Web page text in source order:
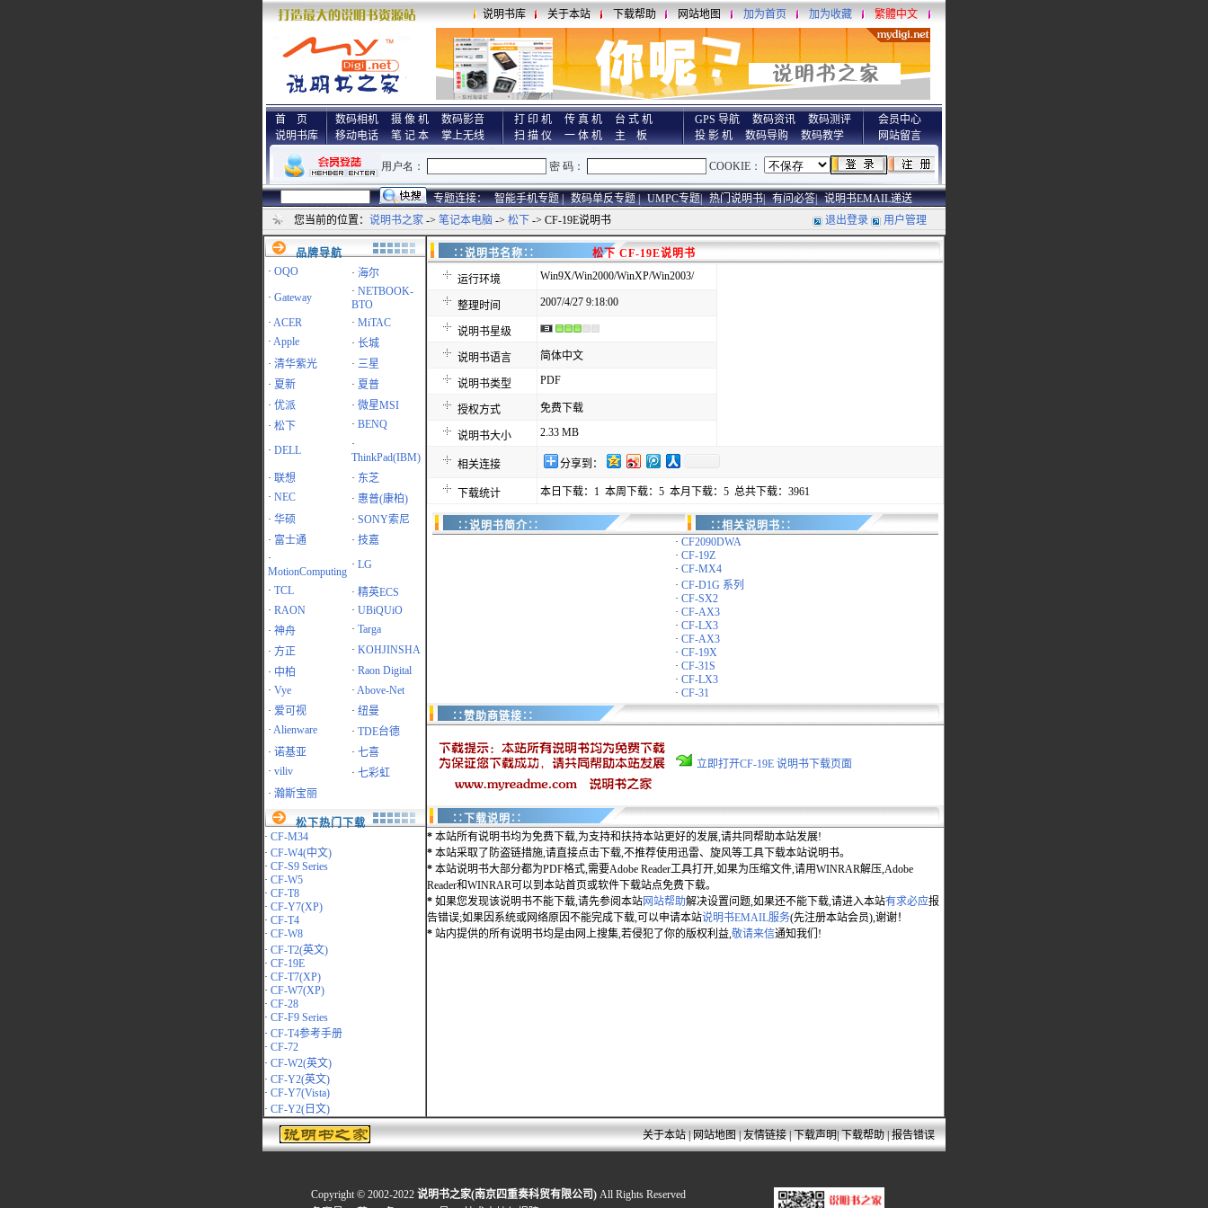
说明书库 关于本站 下载帮助 网站地图 加为首页 加为收藏 繁體中文
首 页
说明书库
数码相机 摄 像 机
数码影音
移动电话
笔 记 本 掌上无线
打 印 机 传 真 机
台 式 机
扫 描 仪
一 体 机 主 板
GPS 导航 数码资讯
数码测评
投 影 机
数码导购 数码教学
会员中心
网站留言
专题连接： 智能手机专题 | 数码单反专题 | UMPC专题| 热门说明书| 有问必答| 说明书EMAIL递送
您当前的位置： 说明书之家 -> 笔记本电脑 -> 松下 -> CF-19E说明书 退出登录 用户管理
品牌导航
· OQO · 海尔
· Gateway · NETBOOK-
BTO
· ACER · MiTAC
· Apple · 长城
· 清华紫光 · 三星
· 夏新 · 夏普
· 优派 · 微星MSI
· 松下 · BENQ
· DELL
·
ThinkPad(IBM)
· 联想 · 东芝
· NEC · 惠普(康柏)
· 华硕 · SONY索尼
· 富士通 · 技嘉
·
MotionComputing
· LG
· TCL · 精英ECS
· RAON · UBiQUiO
· 神舟 · Targa
· 方正 · KOHJINSHA
· 中柏 · Raon Digital
· Vye · Above-Net
· 爱可视 · 纽曼
· Alienware · TDE台德
· 诺基亚 · 七喜
· viliv · 七彩虹
· 瀚斯宝丽
松下热门下载
· CF-M34
· CF-W4(中文)
· CF-S9 Series
· CF-W5
· CF-T8
· CF-Y7(XP)
· CF-T4
· CF-W8
· CF-T2(英文)
· CF-19E
· CF-T7(XP)
· CF-W7(XP)
· CF-28
· CF-F9 Series
· CF-T4参考手册
· CF-72
· CF-W2(英文)
· CF-Y2(英文)
· CF-Y7(Vista)
· CF-Y2(日文)
∷说明书名称∷ 松下 CF-19E说明书
运行环境 Win9X/Win2000/WinXP/Win2003/
整理时间 2007/4/27 9:18:00
说明书星级
说明书语言 简体中文
说明书类型 PDF
授权方式 免费下载
说明书大小 2.33 MB
相关连接 分享到：
下载统计 本日下载：1 本周下载：5 本月下载：5 总共下载：3961
∷说明书简介∷
∷相关说明书∷
· CF2090DWA
· CF-19Z
· CF-MX4
· CF-D1G 系列
· CF-SX2
· CF-AX3
· CF-LX3
· CF-AX3
· CF-19X
· CF-31S
· CF-LX3
· CF-31
∷赞助商链接∷
立即打开CF-19E 说明书下载页面
∷下载说明∷
* 本站所有说明书均为免费下载,为支持和扶持本站更好的发展,请共同帮助本站发展!
* 本站采取了防盗链措施,请直接点击下载,不推荐使用迅雷、旋风等工具下载本站说明书。
* 本站说明书大部分都为PDF格式,需要Adobe Reader工具打开,如果为压缩文件,请用WINRAR解压,Adobe
Reader和WINRAR可以到本站首页或软件下载站点免费下载。
* 如果您发现该说明书不能下载,请先参阅本站网站帮助解决设置问题,如果还不能下载,请进入本站有求必应报
告错误;如果因系统或网络原因不能完成下载,可以申请本站说明书EMAIL服务(先注册本站会员),谢谢！
* 站内提供的所有说明书均是由网上搜集,若侵犯了你的版权利益,敬请来信通知我们!
关于本站|网站地图|友情链接|下载声明|下载帮助|报告错误
Copyright © 2002-2022 说明书之家(南京四重奏科贸有限公司) All Rights Reserved